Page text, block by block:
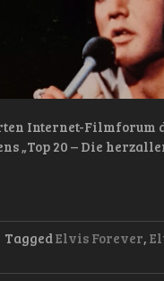
Internet-Filmforum
„Top 20 – Die
TaggedElvis Forever,